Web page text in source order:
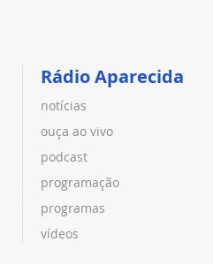
Rádio Aparecida
notícias
ouça ao vivo
podcast
programação
programas
vídeos